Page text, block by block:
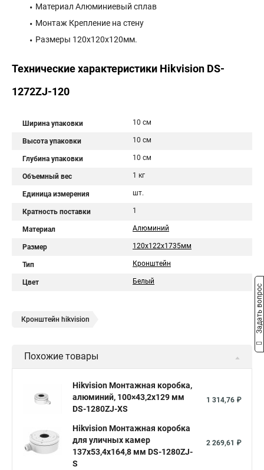
Материал Алюминиевый сплав
Монтаж Крепление на стену
Размеры 120x120x120мм.
Технические характеристики Hikvision DS-
1272ZJ-120
Ширина упаковки 10 см
Высота упаковки 10 см
Глубина упаковки 10 см
Объемный вес 1 кг
Единица измерения шт.
Кратность поставки 1
Материал Алюминий
Размер 120х122х1735мм
Тип Кронштейн
Цвет Белый
Кронштейн hikvision
Похожие товары
Hikvision Монтажная коробка,
алюминий, 100×43,2x129 мм
DS-1280ZJ-XS
1 314,76 ₽
Hikvision Монтажная коробка
для уличных камер
137x53,4x164,8 мм DS-1280ZJ-
S
2 269,61 ₽
Задать вопрос